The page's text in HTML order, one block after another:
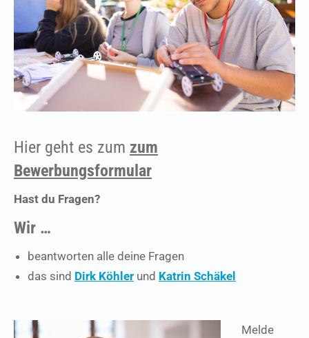
Hier geht es zum zum
Bewerbungsformular
Hast du Fragen?
Wir …
beantworten alle deine Fragen
das sind Dirk Köhler und Katrin Schäkel
Melde